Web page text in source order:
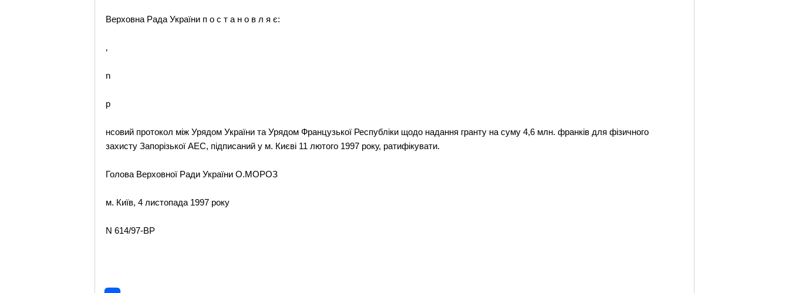
Верховна Рада України п о с т а н о в л я є:
‚
n
p
нсовий протокол між Урядом України та Урядом Французької Республіки щодо надання гранту на суму 4,6 млн. франків для фізичного
захисту Запорізької АЕС, підписаний у м. Києві 11 лютого 1997 року, ратифікувати.
Голова Верховної Ради України О.МОРОЗ
м. Київ, 4 листопада 1997 року
N 614/97-ВР